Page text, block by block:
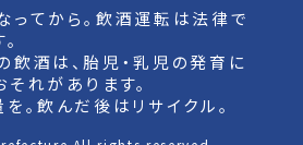
ってから。飲酒運転は法律で
飲酒は、胎児・乳児の発育に
れがあります。
。飲んだ後はリサイクル。